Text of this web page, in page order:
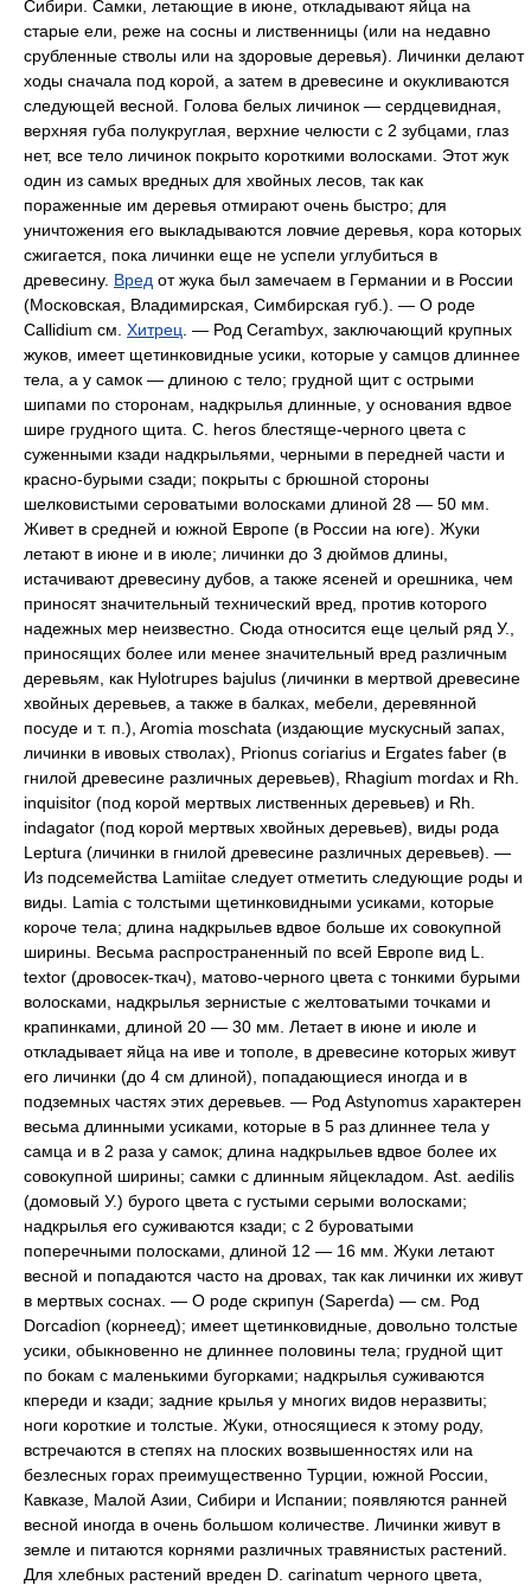
Сибири. Самки, летающие в июне, откладывают яйца на
старые ели, реже на сосны и лиственницы (или на недавно
срубленные стволы или на здоровые деревья). Личинки делают
ходы сначала под корой, а затем в древесине и окукливаются
следующей весной. Голова белых личинок — сердцевидная,
верхняя губа полукруглая, верхние челюсти с 2 зубцами, глаз
нет, все тело личинок покрыто короткими волосками. Этот жук
один из самых вредных для хвойных лесов, так как
пораженные им деревья отмирают очень быстро; для
уничтожения его выкладываются ловчие деревья, кора которых
сжигается, пока личинки еще не успели углубиться в
древесину. Вред от жука был замечаем в Германии и в России
(Московская, Владимирская, Симбирская губ.). — О роде
Callidium см. Хитрец . — Род Cerambyx, заключающий крупных
жуков, имеет щетинковидные усики, которые у самцов длиннее
тела, а у самок — длиною с тело; грудной щит с острыми
шипами по сторонам, надкрылья длинные, у основания вдвое
шире грудного щита. С. heros блестяще-черного цвета с
суженными кзади надкрыльями, черными в передней части и
красно-бурыми сзади; покрыты с брюшной стороны
шелковистыми сероватыми волосками длиной 28 — 50 мм.
Живет в средней и южной Европе (в России на юге). Жуки
летают в июне и в июле; личинки до 3 дюймов длины,
истачивают древесину дубов, а также ясеней и орешника, чем
приносят значительный технический вред, против которого
надежных мер неизвестно. Сюда относится еще целый ряд У.,
приносящих более или менее значительный вред различным
деревьям, как Hylotrupes bajulus (личинки в мертвой древесине
хвойных деревьев, а также в балках, мебели, деревянной
посуде и т. п.), Aromia moschata (издающие мускусный запах,
личинки в ивовых стволах), Prionus coriarius и Ergates faber (в
гнилой древесине различных деревьев), Rhagium mordax и Rh.
inquisitor (под корой мертвых лиственных деревьев) и Rh.
indagator (под корой мертвых хвойных деревьев), виды рода
Leptura (личинки в гнилой древесине различных деревьев). —
Из подсемейства Lamiitae следует отметить следующие роды и
виды. Lamia с толстыми щетинковидными усиками, которые
короче тела; длина надкрыльев вдвое больше их совокупной
ширины. Весьма распространенный по всей Европе вид L.
textor (дровосек-ткач), матово-черного цвета с тонкими бурыми
волосками, надкрылья зернистые с желтоватыми точками и
крапинками, длиной 20 — 30 мм. Летает в июне и июле и
откладывает яйца на иве и тополе, в древесине которых живут
его личинки (до 4 см длиной), попадающиеся иногда и в
подземных частях этих деревьев. — Род Astynomus характерен
весьма длинными усиками, которые в 5 раз длиннее тела у
самца и в 2 раза у самок; длина надкрыльев вдвое более их
совокупной ширины; самки с длинным яйцекладом. Ast. aedilis
(домовый У.) бурого цвета с густыми серыми волосками;
надкрылья его суживаются кзади; с 2 буроватыми
поперечными полосками, длиной 12 — 16 мм. Жуки летают
весной и попадаются часто на дровах, так как личинки их живут
в мертвых соснах. — О роде скрипун (Saperda) — см. Род
Dorcadion (корнеед); имеет щетинковидные, довольно толстые
усики, обыкновенно не длиннее половины тела; грудной щит
по бокам с маленькими бугорками; надкрылья суживаются
кпереди и кзади; задние крылья у многих видов неразвиты;
ноги короткие и толстые. Жуки, относящиеся к этому роду,
встречаются в степях на плоских возвышенностях или на
безлесных горах преимущественно Турции, южной России,
Кавказе, Малой Азии, Сибири и Испании; появляются ранней
весной иногда в очень большом количестве. Личинки живут в
земле и питаются корнями различных травянистых растений.
Для хлебных растений вреден D. carinatum черного цвета,